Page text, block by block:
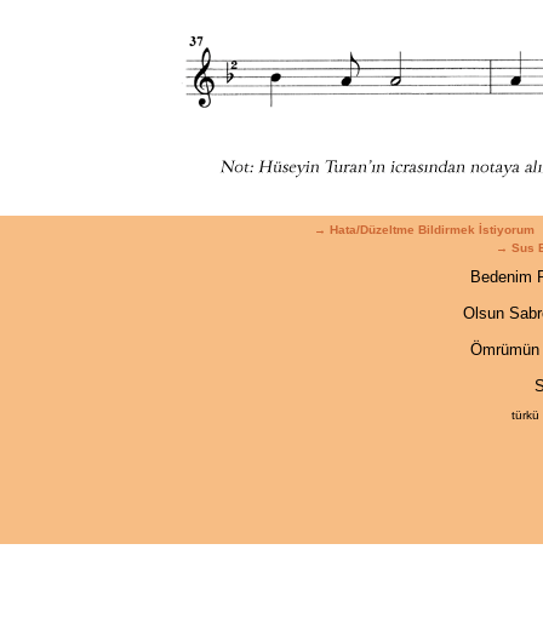
→ Hata/Düzeltme Bildirmek İstiyorum
→ Sus
Bedenim
Olsun
Ömrümün
türkü